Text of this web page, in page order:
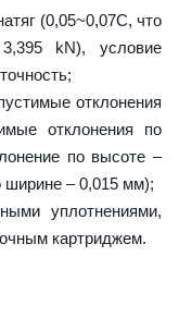
(0,05~0,07C, что
kN), условие
отклонения
отклонения по
по высоте –
ширине – 0,015 мм);
уплотнениями,
картриджем.